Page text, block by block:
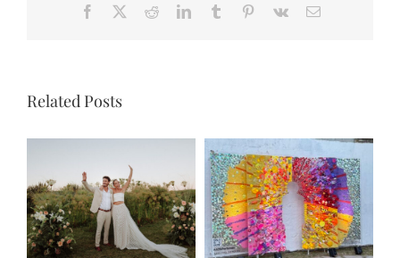
Facebook RedditLinkedInTumblr Pinterest
Vk Email
Related Posts